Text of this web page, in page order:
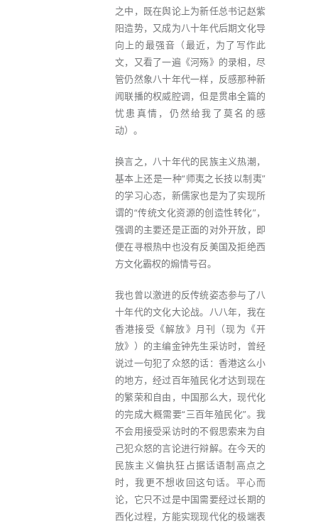
之中，既在舆论上为新任总书记赵紫
阳造势，又成为八十年代后期文化导
向上的最强音（最近，为了写作此
文，又看了一遍《河殇》的录相，尽
管仍然象八十年代一样，反感那种新
闻联播的权威腔调，但是贯串全篇的
忧患真情，仍然给我了莫名的感
动）。
换言之，八十年代的民族主义热潮，
基本上还是一种“师夷之长技以制夷”
的学习心态，新儒家也是为了实现所
谓的“传统文化资源的创造性转化”，
强调的主要还是正面的对外开放，即
便在寻根热中也没有反美国及拒绝西
方文化霸权的煽情号召。
我也曾以激进的反传统姿态参与了八
十年代的文化大论战。八八年，我在
香港接受《解放》月刊（现为《开
放》）的主编金钟先生采访时，曾经
说过一句犯了众怒的话：香港这么小
的地方，经过百年殖民化才达到现在
的繁荣和自由，中国那么大，现代化
的完成大概需要“三百年殖民化”。我
不会用接受采访时的不假思索来为自
己犯众怒的言论进行辩解。在今天的
民族主义偏执狂占据话语制高点之
时，我更不想收回这句话。平心而
论，它只不过是中国需要经过长期的
西化过程，方能实现现代化的极端表